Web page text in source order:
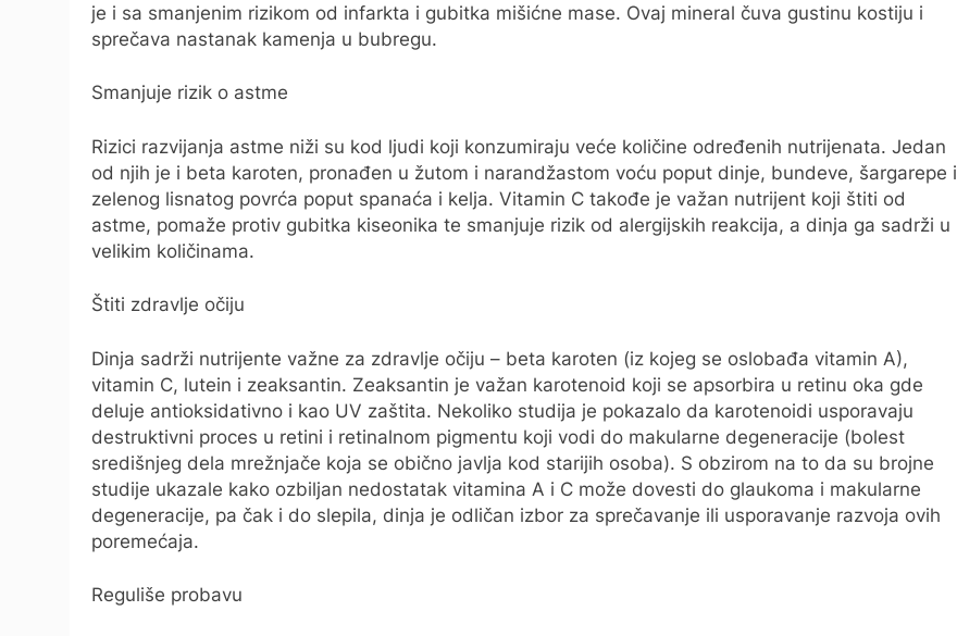
je i sa smanjenim rizikom od infarkta i gubitka mišićne mase. Ovaj mineral čuva gustinu kostiju i
sprečava nastanak kamenja u bubregu.
Smanjuje rizik o astme
Rizici razvijanja astme niži su kod ljudi koji konzumiraju veće količine određenih nutrijenata. Jedan
od njih je i beta karoten, pronađen u žutom i narandžastom voću poput dinje, bundeve, šargarepe i
zelenog lisnatog povrća poput spanaća i kelja. Vitamin C takođe je važan nutrijent koji štiti od
astme, pomaže protiv gubitka kiseonika te smanjuje rizik od alergijskih reakcija, a dinja ga sadrži u
velikim količinama.
Štiti zdravlje očiju
Dinja sadrži nutrijente važne za zdravlje očiju – beta karoten (iz kojeg se oslobađa vitamin A),
vitamin C, lutein i zeaksantin. Zeaksantin je važan karotenoid koji se apsorbira u retinu oka gde
deluje antioksidativno i kao UV zaštita. Nekoliko studija je pokazalo da karotenoidi usporavaju
destruktivni proces u retini i retinalnom pigmentu koji vodi do makularne degeneracije (bolest
središnjeg dela mrežnjače koja se obično javlja kod starijih osoba). S obzirom na to da su brojne
studije ukazale kako ozbiljan nedostatak vitamina A i C može dovesti do glaukoma i makularne
degeneracije, pa čak i do slepila, dinja je odličan izbor za sprečavanje ili usporavanje razvoja ovih
poremećaja.
Reguliše probavu